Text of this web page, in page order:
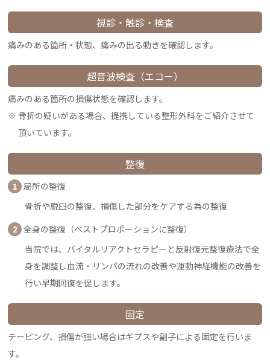
視診・触診・検査
痛みのある箇所・状態、痛みの出る動きを確認します。
超音波検査（エコー）
痛みのある箇所の損傷状態を確認します。
骨折の疑いがある場合、提携している整形外科をご紹介させて
頂いています。
整復
1
局所の整復
骨折や脱臼の整復、損傷した部分をケアする為の整復
2
全身の整復（ベストプロポーションに整復）
当院では、バイタルリアクトセラピーと反射復元整復療法で全
身を調整し血流・リンパの流れの改善や運動神経機能の改善を
行い早期回復を促します。
固定
テーピング、損傷が強い場合はギプスや副子による固定を行いま
す。